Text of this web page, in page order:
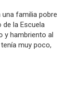
familia pobre
de la Escuela
y hambriento al
muy poco,